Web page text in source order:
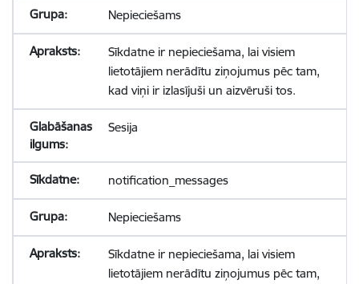
Nepieciešams
Sīkdatne ir nepieciešama, lai visiem
lietotājiem nerādītu ziņojumus pēc tam,
kad viņi ir izlasījuši un aizvēruši tos.
Sesija
notification_messages
Nepieciešams
Sīkdatne ir nepieciešama, lai visiem
lietotājiem nerādītu ziņojumus pēc tam,